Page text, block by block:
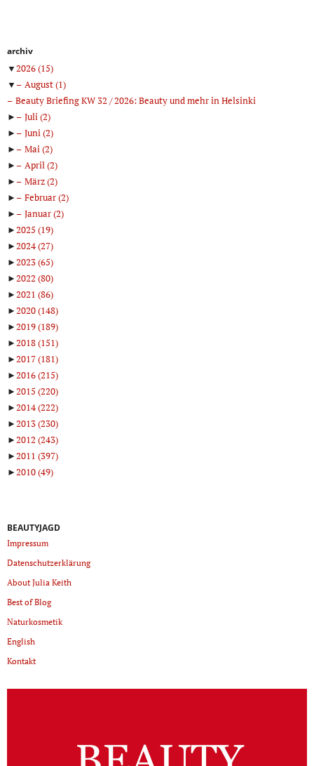
archiv
▼2026(15)
▼
August(1)
Beauty Briefing KW 32 / 2026: Beauty und mehr in Helsinki
►
Juli(2)
►
Juni(2)
►
Mai(2)
►
April(2)
►
März(2)
►
Februar(2)
►
Januar(2)
►2025 (19)
►2024(27)
►2023(65)
►2022 (80)
►2021 (86)
►2020(148)
►2019(189)
►2018(151)
►2017(181)
►2016(215)
►2015 (220)
►2014(222)
►2013(230)
►2012 (243)
►2011 (397)
►2010(49)
BEAUTYJAGD
Impressum
Datenschutzerklärung
About Julia Keith
Best of Blog
Naturkosmetik
English
Kontakt